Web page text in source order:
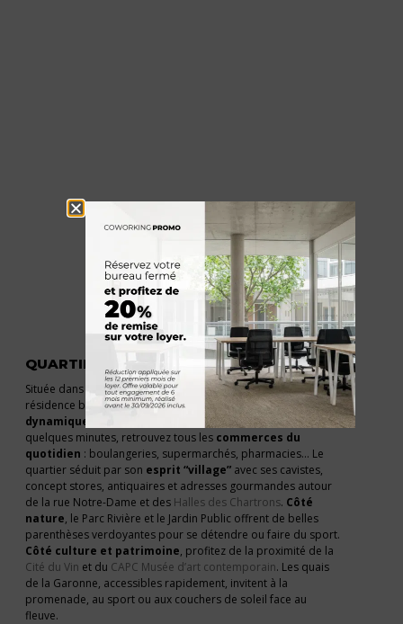
QUARTIER CHARTRONS
Située dans le quartier prisé des Chartronsà Bordeaux, la
résidence bénéficie d’un emplacement idéal à la fois
dynamique, résidentiel et connectéau centre-ville . À
quelques minutes, retrouvez tous les commerces du
quotidien : boulangeries, supermarchés, pharmacies… Le
quartier séduit par son esprit “village” avec ses cavistes,
concept stores, antiquaires et adresses gourmandes autour
de la rue Notre-Dame et des Halles des Chartrons. Côté
nature, le Parc Rivière et le Jardin Public offrent de belles
parenthèses verdoyantes pour se détendre ou faire du sport.
Côté culture et patrimoine, profitez de la proximité de la
Cité du Vin et du CAPC Musée d’art contemporain. Les quais
de la Garonne, accessibles rapidement, invitent à la
promenade, au sport ou aux couchers de soleil face au
fleuve.